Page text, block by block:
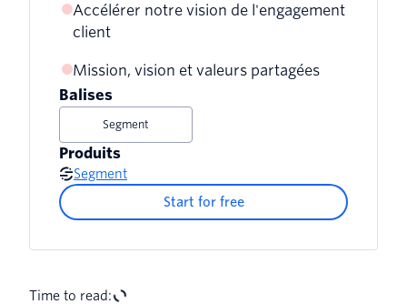
Accélérer notre vision de l'engagement
client
Mission, vision et valeurs partagées
Balises
Segment
Produits
Segment
Start for free
Time to read: